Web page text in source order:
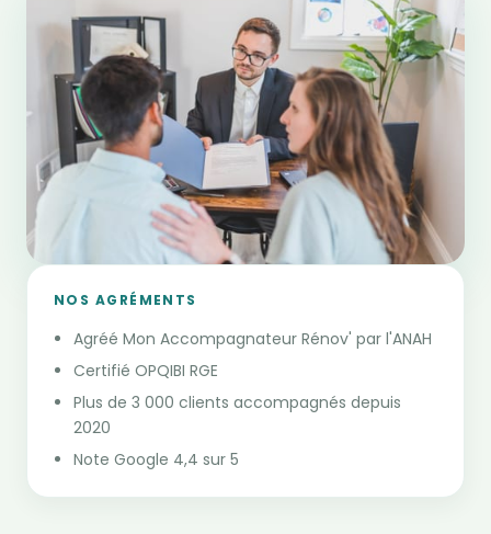
NOS AGRÉMENTS
Agréé Mon Accompagnateur Rénov' par l'ANAH
Certifié OPQIBI RGE
Plus de 3 000 clients accompagnés depuis
2020
Note Google 4,4 sur 5